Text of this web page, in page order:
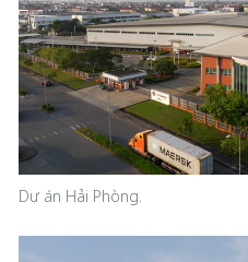
Dự án Hải Phòng.